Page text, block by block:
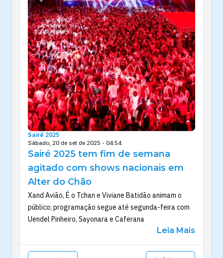
Sairé 2025
Sábado, 20 de set de 2025 - 04:54
Sairé 2025 tem fim de semana
agitado com shows nacionais em
Alter do Chão
Xand Avião, É o Tchan e Viviane Batidão animam o
público; programação segue até segunda-feira com
Uendel Pinheiro, Sayonara e Caferana
Leia Mais